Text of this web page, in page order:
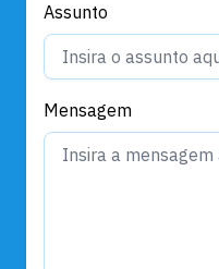
Assunto
Mensagem